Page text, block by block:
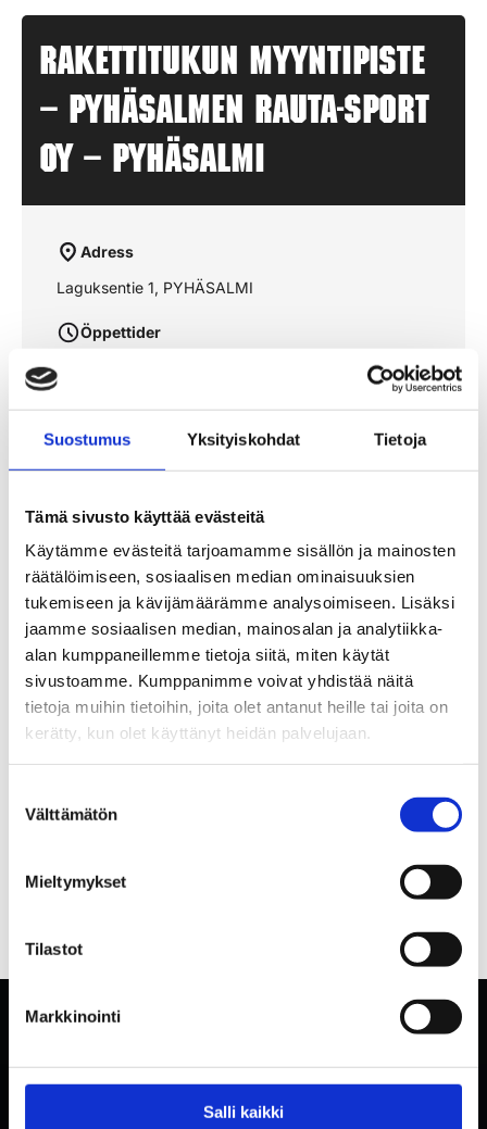
Suostumus Yksityiskohdat Tietoja
Tämä sivusto käyttää evästeitä
Käytämme evästeitä tarjoamamme sisällön ja mainosten
räätälöimiseen, sosiaalisen median ominaisuuksien
tukemiseen ja kävijämäärämme analysoimiseen. Lisäksi
jaamme sosiaalisen median, mainosalan ja analytiikka-
alan kumppaneillemme tietoja siitä, miten käytät
sivustoamme. Kumppanimme voivat yhdistää näitä
tietoja muihin tietoihin, joita olet antanut heille tai joita on
kerätty, kun olet käyttänyt heidän palvelujaan.
valinta
Välttämätön
Mieltymykset
Tilastot
Markkinointi
Salli kaikki
Rakettitukun myyntipiste
– PYHÄSALMEN RAUTA-SPORT
OY – PYHÄSALMI
Adress
Laguksentie 1, PYHÄSALMI
Öppettider